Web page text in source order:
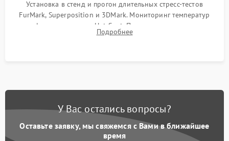
Установка в стенд и прогон длительных стресс-тестов
FurMark, Superposition и 3DMark. Мониторинг температур
графического чипа и Hot Spot. Проверка на отсутствие
артефактов изображения, вылетов драйвера и зависаний.
Подробнее
У Вас остались вопросы?
Оставьте заявку, мы свяжемся с Вами в ближайшее
время